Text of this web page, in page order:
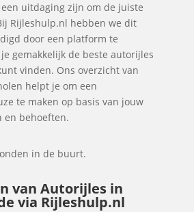
uitdaging zijn om de juiste
Rijleshulp.nl hebben we dit
door een platform te
gemakkelijk de beste autorijles
vinden. Ons overzicht van
helpt je om een
te maken op basis van jouw
en behoeften.
in de buurt.
van Autorijles in
via Rijleshulp.nl